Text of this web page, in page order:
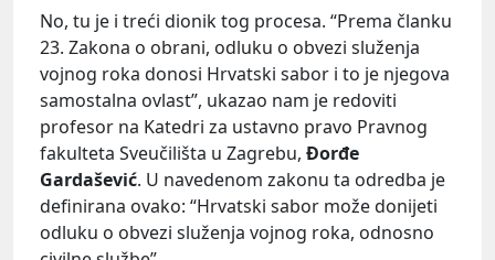
No, tu je i treći dionik tog procesa. “Prema članku
23. Zakona o obrani, odluku o obvezi služenja
vojnog roka donosi Hrvatski sabor i to je njegova
samostalna ovlast”, ukazao nam je redoviti
profesor na Katedri za ustavno pravo Pravnog
fakulteta Sveučilišta u Zagrebu, Đorđe
Gardašević. U navedenom zakonu ta odredba je
definirana ovako: “Hrvatski sabor može donijeti
odluku o obvezi služenja vojnog roka, odnosno